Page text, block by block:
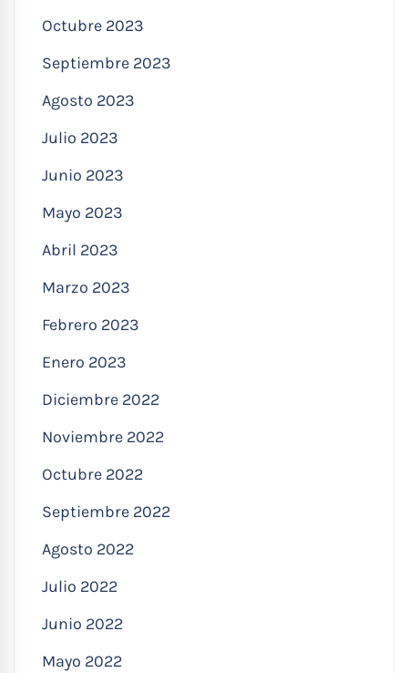
Octubre 2023
Septiembre 2023
Agosto 2023
Julio 2023
Junio 2023
Mayo 2023
Abril 2023
Marzo 2023
Febrero 2023
Enero 2023
Diciembre 2022
Noviembre 2022
Octubre 2022
Septiembre 2022
Agosto 2022
Julio 2022
Junio 2022
Mayo 2022